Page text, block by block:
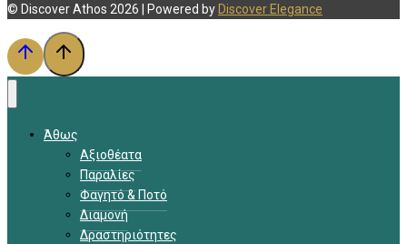
© Discover Athos 2026 | Powered byDiscover Elegance
Άθως
Αξιοθέατα
Παραλίες
Φαγητό & Ποτό
Διαμονή
Δραστηριότητες